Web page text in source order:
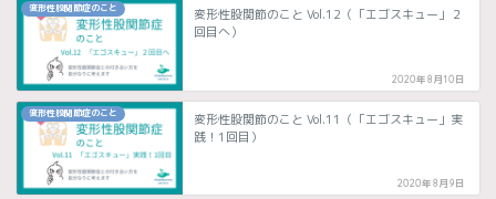
変形性股関節症のこと
変形性股関節のこと Vol.12（「エゴスキュー」２
回目へ）
2020年8月10日
変形性股関節症のこと
変形性股関節のこと Vol.11（「エゴスキュー」実
践！1回目）
2020年8月9日